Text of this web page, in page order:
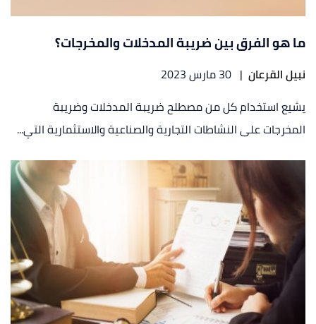
ما هو الفرق بين ضريبة المدخلات والمخرجات؟
نبيل القرعان | 30 مارس 2023
يشيع استخدام كل من مصطلح ضريبة المدخلات وضريبة
المخرجات على النشاطات التجارية والصناعية والاستثمارية التي...